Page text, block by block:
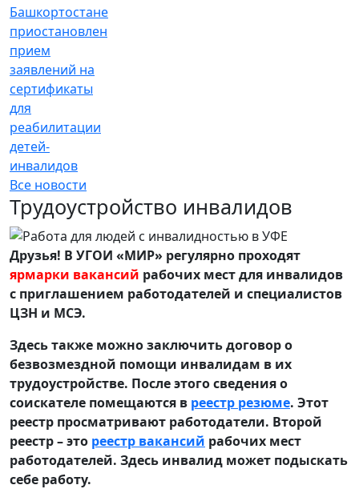
Башкортостане
приостановлен
прием
заявлений на
сертификаты
для
реабилитации
детей-
инвалидов
Все новости
Трудоустройство инвалидов
Друзья! В УГОИ «МИР» регулярно проходят
ярмарки вакансий рабочих мест для инвалидов
с приглашением работодателей и специалистов
ЦЗН и МСЭ.
Здесь также можно заключить договор о
безвозмездной помощи инвалидам в их
трудоустройстве. После этого сведения о
соискателе помещаются в реестр резюме. Этот
реестр просматривают работодатели. Второй
реестр – это реестр вакансий рабочих мест
работодателей. Здесь инвалид может подыскать
себе работу.